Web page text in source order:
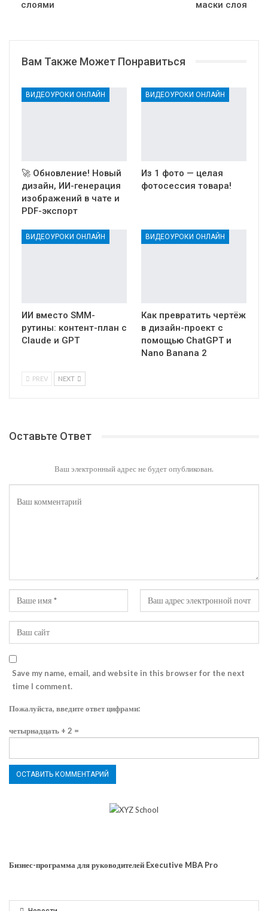
слоями
маски слоя
Вам Также Может Понравиться
ВИДЕОУРОКИ ОНЛАЙН
🚀 Обновление! Новый
дизайн, ИИ-генерация
изображений в чате и
PDF-экспорт
ВИДЕОУРОКИ ОНЛАЙН
Из 1 фото — целая
фотосессия товара!
ВИДЕОУРОКИ ОНЛАЙН
ИИ вместо SMM-
рутины: контент-план с
Claude и GPT
ВИДЕОУРОКИ ОНЛАЙН
Как превратить чертёж
в дизайн-проект с
помощью ChatGPT и
Nano Banana 2
PREV NEXT
Оставьте Ответ
Ваш электронный адрес не будет опубликован.
Save my name, email, and website in this browser for the next
time I comment.
Пожалуйста, введите ответ цифрами:
четырнадцать + 2 =
Бизнес-программа для руководителей Executive MBA Pro